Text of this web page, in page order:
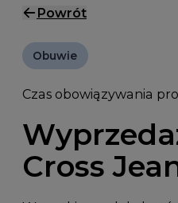
Powrót
Obuwie
Czas obowiązywania
Cross